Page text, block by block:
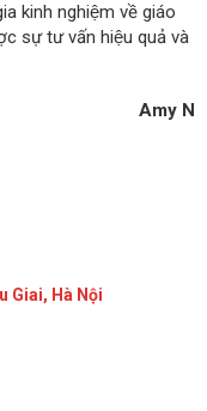
kinh nghiệm về giáo
sự tư vấn hiệu quả và
Amy N
Giai, Hà Nội